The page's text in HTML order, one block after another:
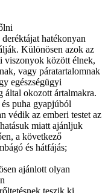
hatékonyan
Különösen azok az
viszonyok között élnek,
vagy páratartalomnak
egészségügyi
által okozott ártalmakra.
puha gyapjúból
védik az emberi testet az
miatt ajánljuk
a következő
és hátfájás;
ajánlott olyan